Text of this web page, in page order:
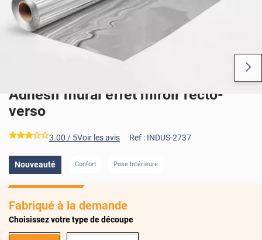
Adhésif mural effet miroir recto-
verso
*****3.00 / 5Voir les avis Ref : INDUS-2737
Nouveauté Confort Pose Intérieure
Fabriqué à la demande
Choisissez votre type de découpe